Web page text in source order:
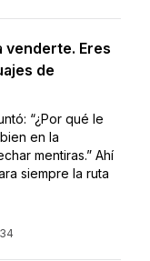
venderte. Eres
de
“¿Por qué le
en la
mentiras.” Ahí
siempre la ruta